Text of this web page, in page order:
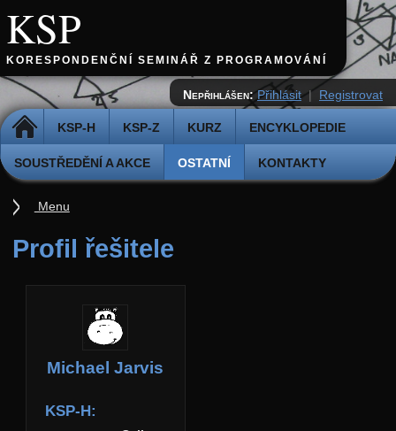
KSP
KORESPONDENČNÍ SEMINÁŘ Z PROGRAMOVÁNÍ
DOMŮ KSP-H KSP-Z KURZ ENCYKLOPEDIE
SOUSTŘEDĚNÍ A AKCE OSTATNÍ KONTAKTY
Nepřihlášen: Přihlásit | Registrovat
Profil řešitele
Michael Jarvis
KSP-H:
Menu